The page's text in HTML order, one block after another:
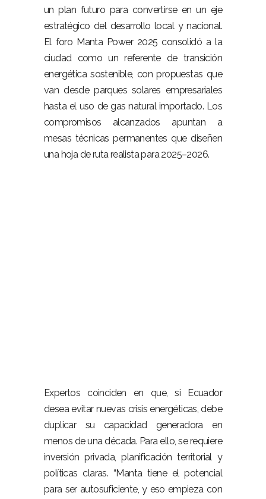
un plan futuro para convertirse en un eje
estratégico del desarrollo local y nacional.
El foro Manta Power 2025 consolidó a la
ciudad como un referente de transición
energética sostenible, con propuestas que
van desde parques solares empresariales
hasta el uso de gas natural importado. Los
compromisos alcanzados apuntan a
mesas técnicas permanentes que diseñen
una hoja de ruta realista para 2025–2026.
Expertos coinciden en que, si Ecuador
desea evitar nuevas crisis energéticas, debe
duplicar su capacidad generadora en
menos de una década. Para ello, se requiere
inversión privada, planificación territorial y
políticas claras. “Manta tiene el potencial
para ser autosuficiente, y eso empieza con